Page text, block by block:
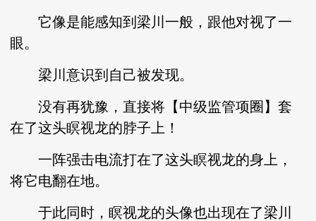
它像是能感知到梁川一般，跟他对视了一
眼。
梁川意识到自己被发现。
没有再犹豫，直接将【中级监管项圈】套
在了这头瞑视龙的脖子上！
一阵强击电流打在了这头瞑视龙的身上，
将它电翻在地。
于此同时，瞑视龙的头像也出现在了梁川